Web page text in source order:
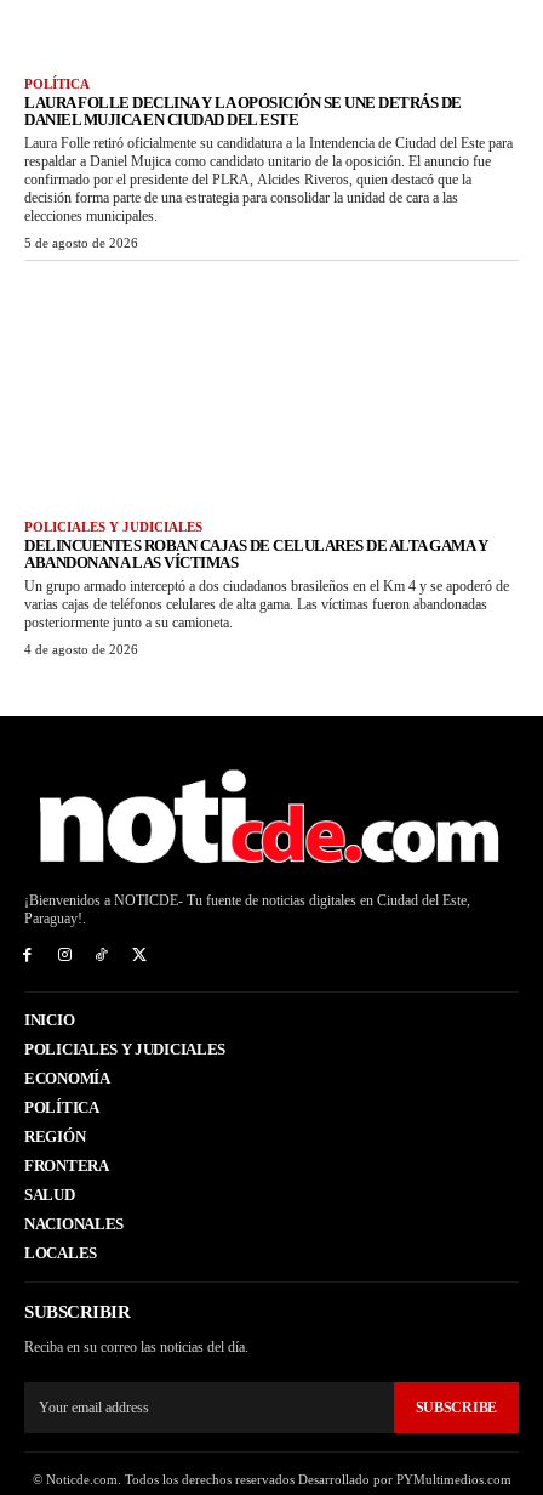
POLÍTICA
LAURA FOLLE DECLINA Y LA OPOSICIÓN SE UNE DETRÁS DE
DANIEL MUJICA EN CIUDAD DEL ESTE
Laura Folle retiró oficialmente su candidatura a la Intendencia de Ciudad del Este para
respaldar a Daniel Mujica como candidato unitario de la oposición. El anuncio fue
confirmado por el presidente del PLRA, Alcides Riveros, quien destacó que la
decisión forma parte de una estrategia para consolidar la unidad de cara a las
elecciones municipales.
5 de agosto de 2026
POLICIALES Y JUDICIALES
DELINCUENTES ROBAN CAJAS DE CELULARES DE ALTA GAMA Y
ABANDONAN A LAS VÍCTIMAS
Un grupo armado interceptó a dos ciudadanos brasileños en el Km 4 y se apoderó de
varias cajas de teléfonos celulares de alta gama. Las víctimas fueron abandonadas
posteriormente junto a su camioneta.
4 de agosto de 2026
¡Bienvenidos a NOTICDE- Tu fuente de noticias digitales en Ciudad del Este,
Paraguay!.
INICIO
POLICIALES Y JUDICIALES
ECONOMÍA
POLÍTICA
REGIÓN
FRONTERA
SALUD
NACIONALES
LOCALES
SUBSCRIBIR
Reciba en su correo las noticias del día.
SUBSCRIBE
© Noticde.com. Todos los derechos reservados Desarrollado por PYMultimedios.com